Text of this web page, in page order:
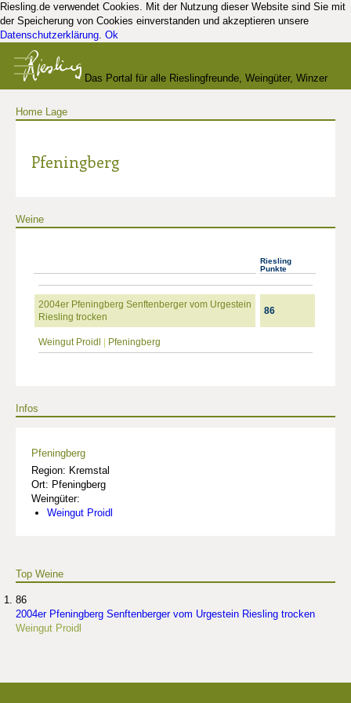
Riesling.de verwendet Cookies. Mit der Nutzung dieser Website sind Sie mit
der Speicherung von Cookies einverstanden und akzeptieren unsere
Datenschutzerklärung. Ok
Das Portal für alle Rieslingfreunde, Weingüter, Winzer
Home Lage
Pfeningberg
Weine
Riesling
Punkte
2004er Pfeningberg Senftenberger vom Urgestein
Riesling trocken
86
Weingut Proidl Pfeningberg
Infos
Pfeningberg
Region: Kremstal
Ort: Pfeningberg
Weingüter:
Weingut Proidl
Top Weine
86
2004er Pfeningberg Senftenberger vom Urgestein Riesling trocken
Weingut Proidl